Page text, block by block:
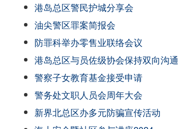
港岛总区警民护城分享会
油尖警区罪案简报会
防罪科举办零售业联络会议
港岛总区与员佐级协会保持双向沟通
警察子女教育基金接受申请
警务处文职人员会周年大会
新界北总区办多元防骗宣传活动